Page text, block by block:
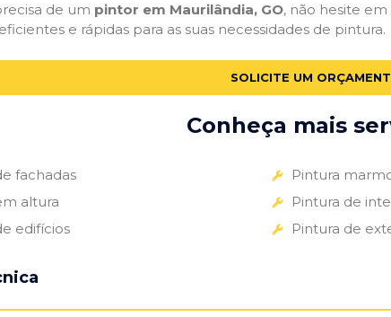
de um pintor em Maurilândia, GO, não hesite
e rápidas para as suas necessidades de pintura.
SOLICITE UM
Conheça mais
fachadas
altura
edifícios
Pintura
Pintura de
Pintura de